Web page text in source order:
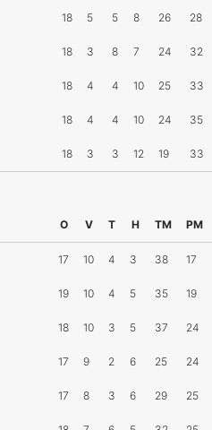
18 5 5 8 26 28
18 3 8 7 24 32
18 4 4 10 25 33
18 4 4 10 24 35
18 3 3 12 19 33
O V T H TM PM
17 10 4 3 38 17
19 10 4 5 35 19
18 10 3 5 37 24
17 9 2 6 25 24
17 8 3 6 29 25